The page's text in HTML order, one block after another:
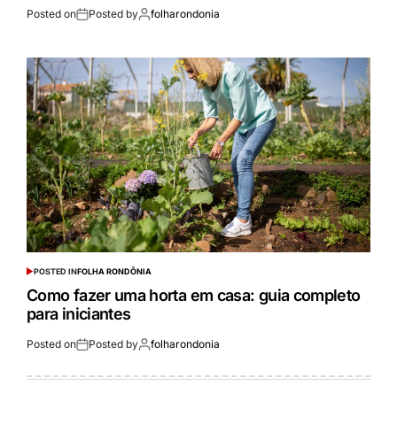
Posted on Posted by folharondonia
POSTED INFOLHA RONDÔNIA
Como fazer uma horta em casa: guia completo
para iniciantes
Posted on Posted by folharondonia